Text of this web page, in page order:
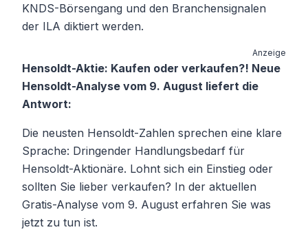
KNDS-Börsengang und den Branchensignalen
der ILA diktiert werden.
Anzeige
Hensoldt-Aktie: Kaufen oder verkaufen?! Neue
Hensoldt-Analyse vom 9. August liefert die
Antwort:
Die neusten Hensoldt-Zahlen sprechen eine klare
Sprache: Dringender Handlungsbedarf für
Hensoldt-Aktionäre. Lohnt sich ein Einstieg oder
sollten Sie lieber verkaufen? In der aktuellen
Gratis-Analyse vom 9. August erfahren Sie was
jetzt zu tun ist.